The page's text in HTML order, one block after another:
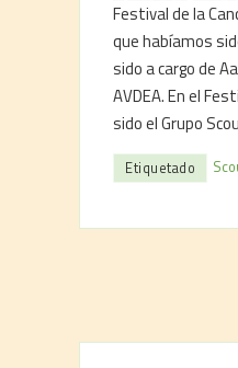
Festival de la
que habíamos
sido a cargo de
AVDEA. En el
sido el Grupo
Etiquetado